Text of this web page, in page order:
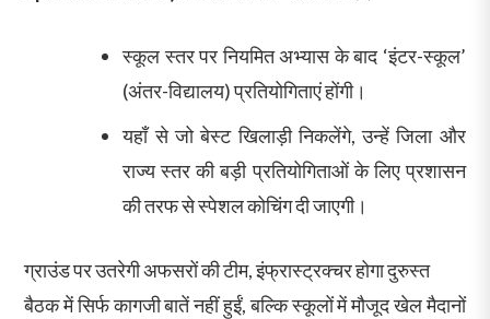
स्कूल स्तर पर नियमित अभ्यास के बाद ‘इंटर-स्कूल’
(अंतर-विद्यालय) प्रतियोगिताएं होंगी।
यहाँ से जो बेस्ट खिलाड़ी निकलेंगे, उन्हें जिला और
राज्य स्तर की बड़ी प्रतियोगिताओं के लिए प्रशासन
की तरफ से स्पेशल कोचिंग दी जाएगी।
ग्राउंड पर उतरेगी अफसरों की टीम, इंफ्रास्ट्रक्चर होगा दुरुस्त
बैठक में सिर्फ कागजी बातें नहीं हुईं, बल्कि स्कूलों में मौजूद खेल मैदानों